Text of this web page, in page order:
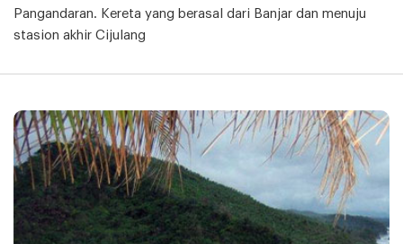
Pangandaran. Kereta yang berasal dari Banjar dan menuju
stasion akhir Cijulang